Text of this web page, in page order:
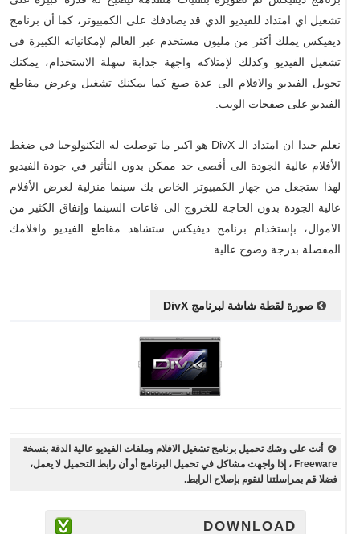
تشغيل اي امتداد للفيديو الذي قد يصادفك على الكمبيوتر، كما أن برنامج
ديفيكس يملك أكثر من مليون مستخدم عبر العالم لإمكانياته الكبيرة في
تشغيل الفيديو وكذلك لإمتلاكه واجهة جذابة سهلة الاستخدام، يمكنك
تحويل الفيديو والافلام الى عدة صيغ كما يمكنك تشغيل وعرض مقاطع
الفيديو على صفحات الويب.
نعلم جيدا ان امتداد الـ DivX هو اكبر ما توصلت له التكنولوجيا في ضغط
الأفلام عالية الجودة الى أقصى حد ممكن بدون التأثير في جودة الفيديو
لهذا ستجعل من جهاز الكمبيوتر الخاص بك سينما منزلية لعرض الأفلام
عالية الجودة بدون الحاجة للخروج الى قاعات السينما وإنفاق الكثير من
الاموال، بإستخدام برنامج ديفيكس ستشاهد مقاطع الفيديو وافلامك
المفضلة بدرجة وضوح عالية.
صورة لقطة شاشة لبرنامج DivX
أنت على وشك تحميل برنامج تشغيل الافلام وملفات الفيديو عالية الدقة بنسخة
Freeware ، إذا واجهت مشاكل في تحميل البرنامج أو أن رابط التحميل لا يعمل،
فضلا قم بمراسلتنا لنقوم بإصلاح الرابط.
DOWNLOAD